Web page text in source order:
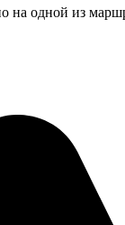
на одной из